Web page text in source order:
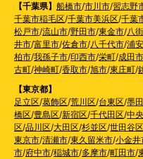
【千葉県】 船橋市/市川市/習志野
千葉市稲毛区/千葉市美浜区/千葉
松戸市/流山市/野田市/東金市/八
井市/富里市/佐倉市/八千代市/浦
柏市/我孫子市/印西市/栄町/成田市
古町/神崎町/香取市/旭市/東庄町/
【東京都】
足立区/葛飾区/荒川区/台東区/墨
橋区/豊島区/新宿区/千代田区/中
区/品川区/大田区/杉並区/世田谷区
東京市/清瀬市/東久留米市/小金井
市/府中市/稲城市/多摩市/町田市/